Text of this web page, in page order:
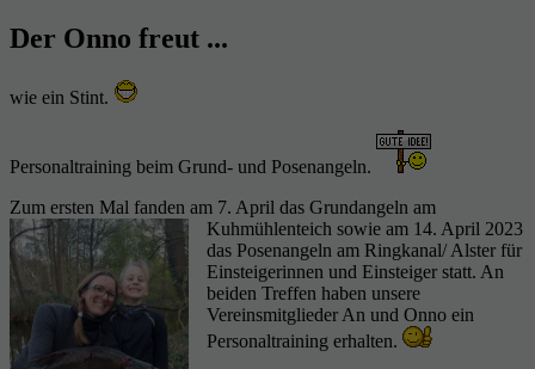
Der Onno freut ...
wie ein Stint.
Personaltraining beim Grund- und Posenangeln.
Zum ersten Mal fanden am 7. April das Grundangeln am
Kuhmühlenteich sowie am 14. April 2023
das Posenangeln am Ringkanal/ Alster für
Einsteigerinnen und Einsteiger statt. An
beiden Treffen haben unsere
Vereinsmitglieder An und Onno ein
Personaltraining erhalten.